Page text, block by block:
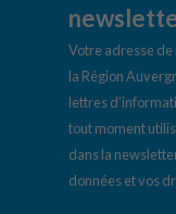
Votre adresse
la Région
lettres
tout moment
dans la
données et vos